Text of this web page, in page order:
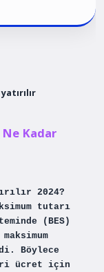
Kadar
2024?
tutarı
(BES)
Böylece
ücret için